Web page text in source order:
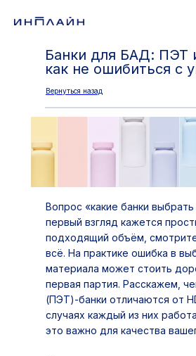
Вопрос «какие банки
первый взгляд кажется
подходящий объём,
всё. На практике ошибка в
материала может стоить
первая партия. Расскажем,
(ПЭТ)-банки отличаются от
случаях каждый из них
это важно для качества
Банки для БАД: ПЭТ
как не ошибиться с
Вернуться назад